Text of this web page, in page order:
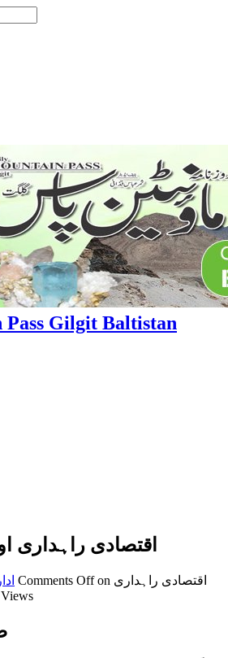
Gilgit Baltistan
اقتصادی راہداری
Comments Offon اقتصادی راہداری
5,311 Views